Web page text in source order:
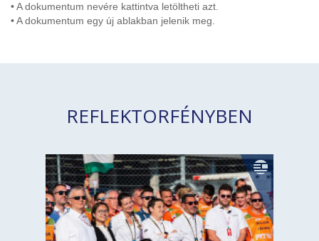
• A dokumentum nevére kattintva letöltheti azt.
• A dokumentum egy új ablakban jelenik meg.
REFLEKTORFÉNYBEN